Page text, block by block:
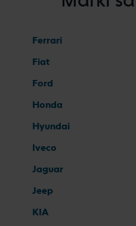
Ferrari
Fiat
Ford
Honda
Hyundai
Iveco
Jaguar
Jeep
KIA